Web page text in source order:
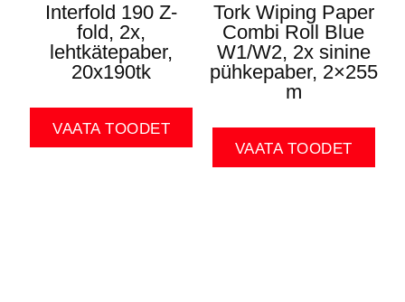
Interfold 190 Z-
fold, 2x,
lehtkätepaber,
20x190tk
VAATA TOODET
Tork Wiping Paper
Combi Roll Blue
W1/W2, 2x sinine
pühkepaber, 2×255
m
VAATA TOODET